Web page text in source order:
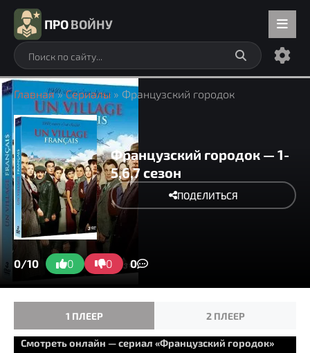
ПРОВОЙНУ
Главная»Сериалы » Французский городок
Французский городок — 1-
5,6,7 сезон
ПОДЕЛИТЬСЯ
0/10 0 0 0
1 ПЛЕЕР 2 ПЛЕЕР
Смотреть онлайн — сериал «Французский городок»